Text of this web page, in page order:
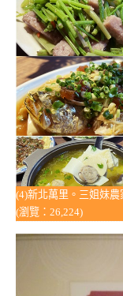
(4)新北萬里。三姐妹
(瀏覽：26,224)